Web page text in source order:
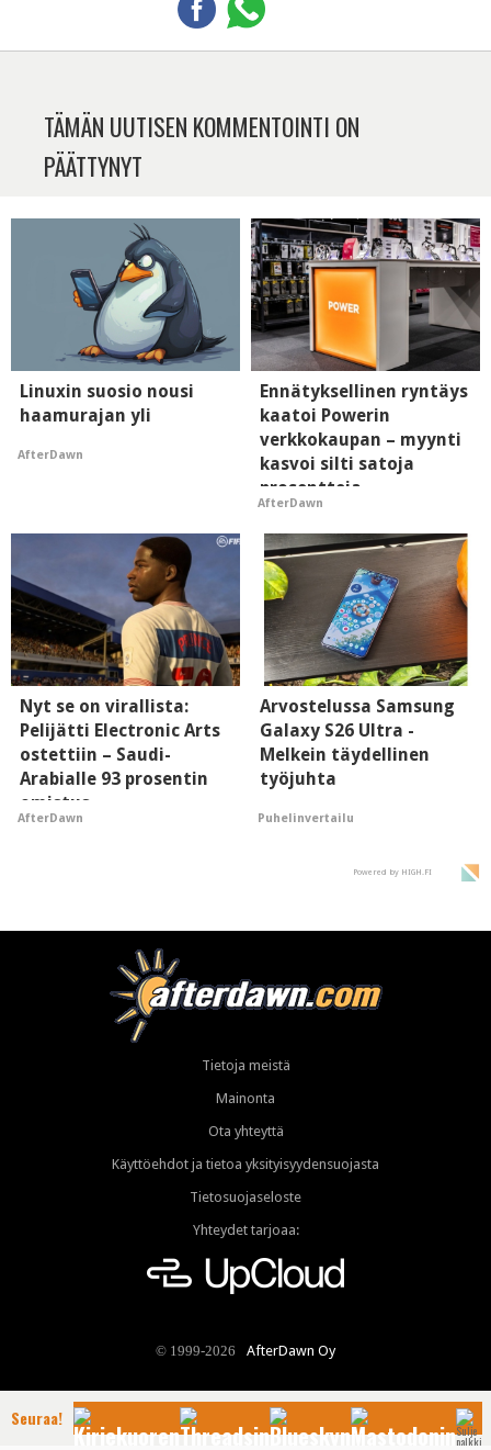
TÄMÄN UUTISEN KOMMENTOINTI ON
PÄÄTTYNYT
Linuxin suosio nousi
haamurajan yli
AfterDawn
Ennätyksellinen ryntäys
kaatoi Powerin
verkkokaupan – myynti
kasvoi silti satoja
prosentteja
AfterDawn
Nyt se on virallista:
Pelijätti Electronic Arts
ostettiin – Saudi-
Arabialle 93 prosentin
omistus
AfterDawn
Arvostelussa Samsung
Galaxy S26 Ultra -
Melkein täydellinen
työjuhta
Puhelinvertailu
Powered by HIGH.FI
Tietoja meistä
Mainonta
Ota yhteyttä
Käyttöehdot ja tietoa yksityisyydensuojasta
Tietosuojaseloste
Yhteydet tarjoaa:
© 1999-2026 AfterDawn Oy
Seuraa!